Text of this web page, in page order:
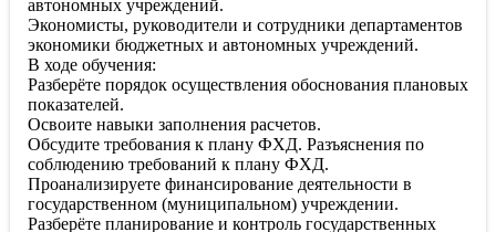
автономных учреждений.
Экономисты, руководители и сотрудники департаментов
экономики бюджетных и автономных учреждений.
В ходе обучения:
Разберёте порядок осуществления обоснования плановых
показателей.
Освоите навыки заполнения расчетов.
Обсудите требования к плану ФХД. Разъяснения по
соблюдению требований к плану ФХД.
Проанализируете финансирование деятельности в
государственном (муниципальном) учреждении.
Разберёте планирование и контроль государственных